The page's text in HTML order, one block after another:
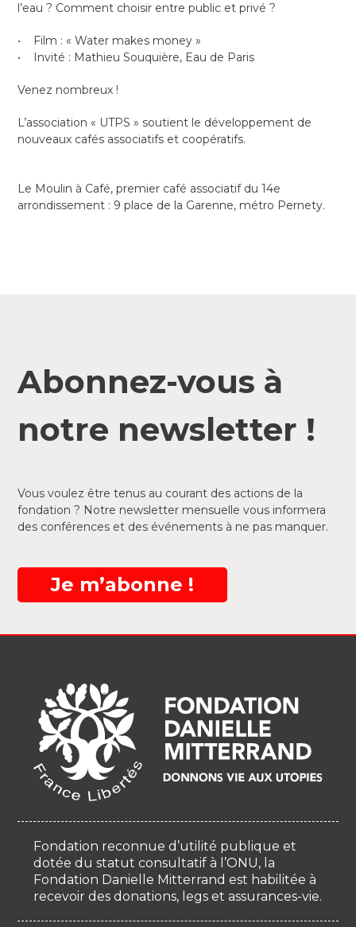
l’eau ? Comment choisir entre public et privé ?
• Film : « Water makes money »
• Invité : Mathieu Souquière, Eau de Paris
Venez nombreux !
L’association « UTPS » soutient le développement de
nouveaux cafés associatifs et coopératifs.
Le Moulin à Café, premier café associatif du 14e
arrondissement : 9 place de la Garenne, métro Pernety.
Abonnez-vous à
notre newsletter !
Vous voulez être tenus au courant des actions de la
fondation ? Notre newsletter mensuelle vous informera
des conférences et des événements à ne pas manquer.
Je m’abonne !
Fondation reconnue d’utilité publique et
dotée du statut consultatif à l’ONU, la
Fondation Danielle Mitterrand est habilitée à
recevoir des donations, legs et assurances-vie.